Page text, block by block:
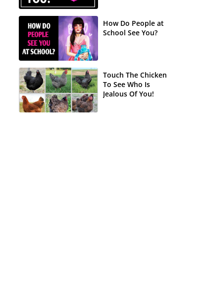
How Do People at
School See You?
Touch The Chicken
To See Who Is
Jealous Of You!